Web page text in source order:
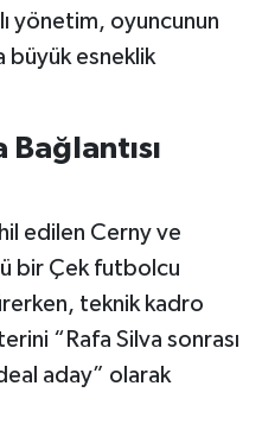
yönetim, oyuncunun
büyük esneklik
Bağlantısı
edilen Cerny ve
bir Çek futbolcu
teknik kadro
“Rafa Silva sonrası
aday” olarak